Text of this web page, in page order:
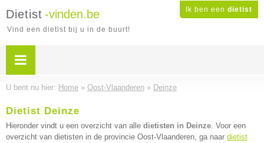
Ik ben een dietist
Dietist -vinden.be
Vind een dietist bij u in de buurt!
U bent nu hier: Home » Oost-Vlaanderen » Deinze
Dietist Deinze
Hieronder vindt u een overzicht van alle dietisten in Deinze. Voor een
overzicht van dietisten in de provincie Oost-Vlaanderen, ga naar dietist